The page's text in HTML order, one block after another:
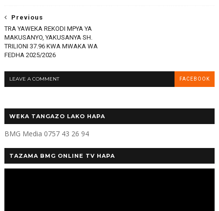
Previous
TRA YAWEKA REKODI MPYA YA
MAKUSANYO, YAKUSANYA SH.
TRILIONI 37.96 KWA MWAKA WA
FEDHA 2025/2026
LEAVE A COMMENT FACEBOOK
WEKA TANGAZO LAKO HAPA
BMG Media 0757 43 26 94
TAZAMA BMG ONLINE TV HAPA